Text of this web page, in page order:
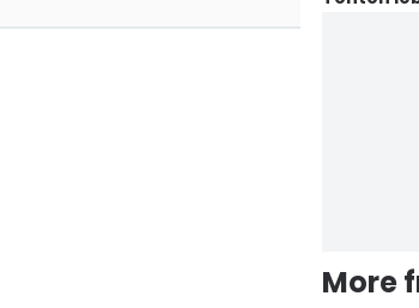
More